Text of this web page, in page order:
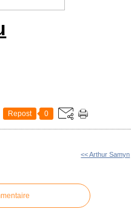
Repost 0
<< Arthur Samyn